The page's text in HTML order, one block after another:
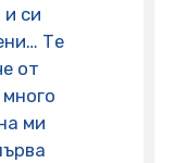
и си
Те
от
ми